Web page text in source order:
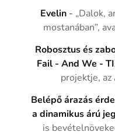
Evelin - „Dalok,
mostanában”,
Robosztus és
Fail - And We -
projektje,
Belépő árazás
a dinamikus árú
is